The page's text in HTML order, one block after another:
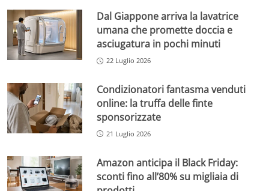
Dal Giappone arriva la lavatrice
umana che promette doccia e
asciugatura in pochi minuti
22 Luglio 2026
Condizionatori fantasma venduti
online: la truffa delle finte
sponsorizzate
21 Luglio 2026
Amazon anticipa il Black Friday:
sconti fino all’80% su migliaia di